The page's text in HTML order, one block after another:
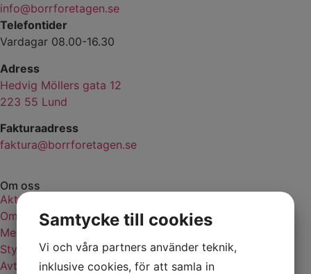
info@borrforetagen.se
Telefontider
Vardagar 08.00-16.30
Adress
Hedvig Möllers gata 12
223 55 Lund
Fakturaadress
faktura@borrforetagen.se
Om oss
Aktuellt
Om borrföretagen
Medlemsförteckning
Styrelse
Avtalspartners
Samtycke till cookies
Vi och våra partners använder teknik,
inklusive cookies, för att samla in